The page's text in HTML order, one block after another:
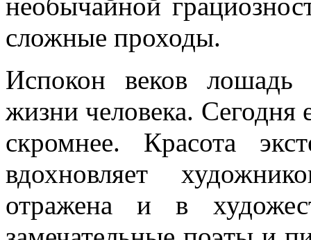
необычайной
сложные проходы.
Испокон веков лошадь
жизни человека. Сегодня
скромнее. Красота
вдохновляет
отражена и в